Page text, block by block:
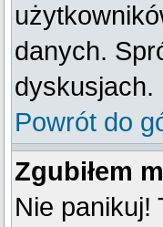
danych.
dyskusjach.
Powrót do
Zgubiłem
Nie panikuj!